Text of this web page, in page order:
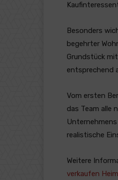
Besonders
begehrter
Grundstück
entsprechend
Vom ersten
das Team alle
realistische
Weitere
verkaufen